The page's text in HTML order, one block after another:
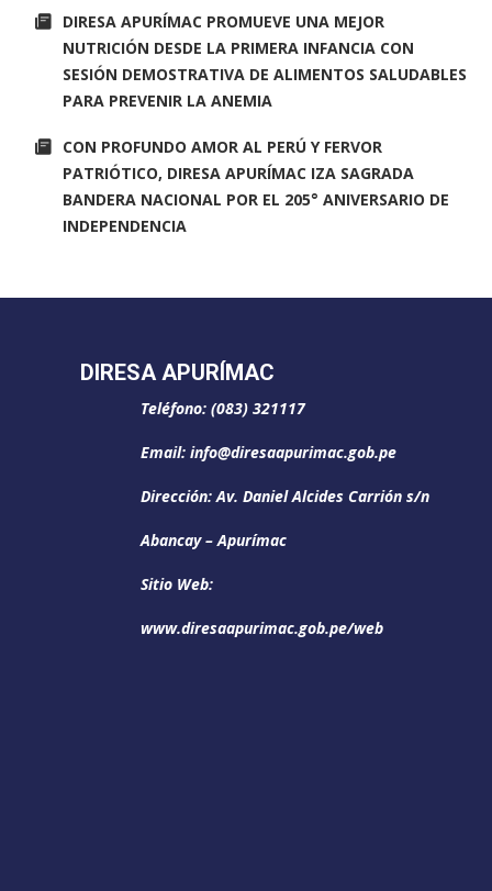
DIRESA APURÍMAC PROMUEVE UNA MEJOR
NUTRICIÓN DESDE LA PRIMERA INFANCIA CON
SESIÓN DEMOSTRATIVA DE ALIMENTOS SALUDABLES
PARA PREVENIR LA ANEMIA
CON PROFUNDO AMOR AL PERÚ Y FERVOR
PATRIÓTICO, DIRESA APURÍMAC IZA SAGRADA
BANDERA NACIONAL POR EL 205° ANIVERSARIO DE
INDEPENDENCIA
DIRESA APURÍMAC
Teléfono: (083) 321117
Email: info@diresaapurimac.gob.pe
Dirección: Av. Daniel Alcides Carrión s/n
Abancay – Apurímac
Sitio Web:
www.diresaapurimac.gob.pe/web